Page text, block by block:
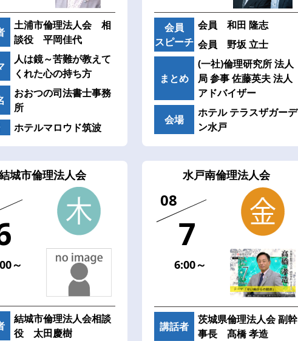
土浦市倫理法人会 相
談役 平岡佳代
人は鏡～苦難が教えて
くれた心の持ち方
おおつの司法書士事務
所
ホテルマロウド筑波
会員
スピーチ
会員 和田 隆志
会員 野坂 立士
まとめ
(一社)倫理研究所 法人
局 参事 佐藤英夫 法人
アドバイザー
会場
ホテル テラスザガーデ
ン水戸
城市倫理法人会
～
結城市倫理法人会相談
役 太田慶樹
水戸南倫理法人会
08
7
6:00～
講話者
茨城県倫理法人会 副幹
事長 髙橋 孝造